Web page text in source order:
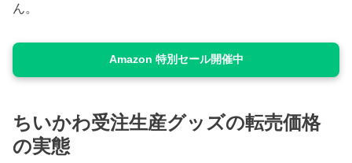
ん。
Amazon 特別セール開催中
ちいかわ受注生産グッズの転売価格
の実態